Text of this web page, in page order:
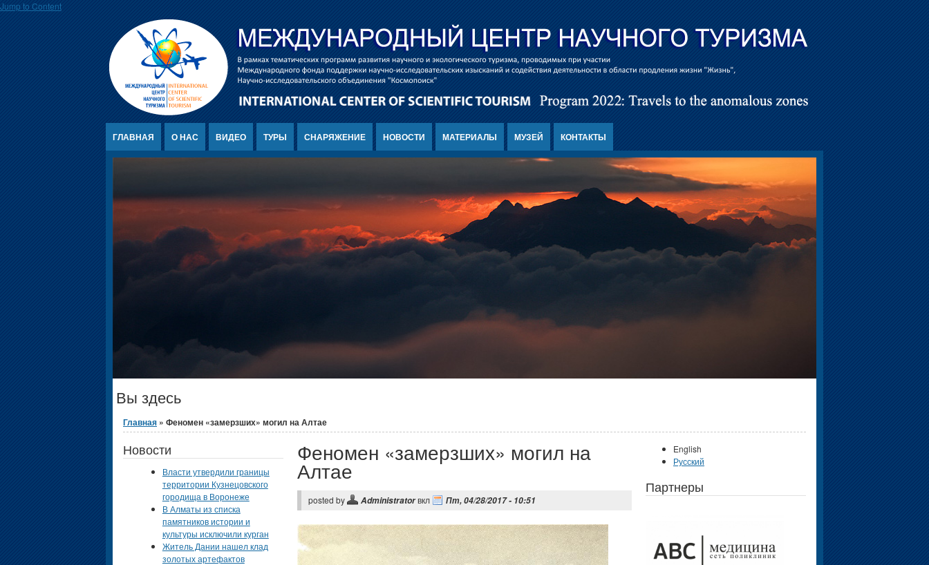
Jump to Content
ГЛАВНАЯ О НАС ВИДЕО ТУРЫ СНАРЯЖЕНИЕ НОВОСТИ МАТЕРИАЛЫ МУЗЕЙ КОНТАКТЫ
Вы здесь
Главная » Феномен «замерзших» могил на Алтае
Феномен «замерзших» могил на
Алтае
posted by Administratorвкл Пт, 04/28/2017 - 10:51
Новости
Власти утвердили границы
территории Кузнецовского
городища в Воронеже
В Алматы из списка
памятников истории и
культуры исключили курган
Житель Дании нашел клад
золотых артефактов
English
Русский
Партнеры